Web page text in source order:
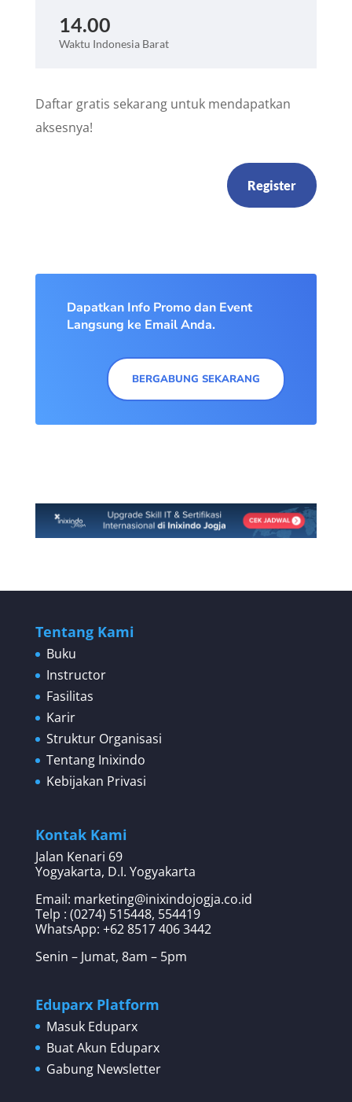
14.00
Waktu Indonesia Barat
Daftar gratis sekarang untuk mendapatkan
aksesnya!
Register
Dapatkan Info Promo dan Event
Langsung ke Email Anda.
BERGABUNG SEKARANG
Tentang Kami
Buku
Instructor
Fasilitas
Karir
Struktur Organisasi
Tentang Inixindo
Kebijakan Privasi
Kontak Kami
Jalan Kenari 69
Yogyakarta, D.I. Yogyakarta
Email: marketing@inixindojogja.co.id
Telp : (0274) 515448, 554419
WhatsApp: +62 8517 406 3442
Senin – Jumat, 8am – 5pm
Eduparx Platform
Masuk Eduparx
Buat Akun Eduparx
Gabung Newsletter